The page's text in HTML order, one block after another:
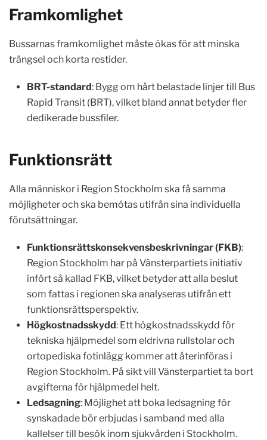
Framkomlighet
Bussarnas framkomlighet måste ökas för att minska
trängsel och korta restider.
BRT-standard: Bygg om hårt belastade linjer till Bus
Rapid Transit (BRT), vilket bland annat betyder fler
dedikerade bussfiler.
Funktionsrätt
Alla människor i Region Stockholm ska få samma
möjligheter och ska bemötas utifrån sina individuella
förutsättningar.
Funktionsrättskonsekvensbeskrivningar (FKB):
Region Stockholm har på Vänsterpartiets initiativ
infört så kallad FKB, vilket betyder att alla beslut
som fattas i regionen ska analyseras utifrån ett
funktionsrättsperspektiv.
Högkostnadsskydd: Ett högkostnadsskydd för
tekniska hjälpmedel som eldrivna rullstolar och
ortopediska fotinlägg kommer att återinföras i
Region Stockholm. På sikt vill Vänsterpartiet ta bort
avgifterna för hjälpmedel helt.
Ledsagning: Möjlighet att boka ledsagning för
synskadade bör erbjudas i samband med alla
kallelser till besök inom sjukvården i Stockholm.